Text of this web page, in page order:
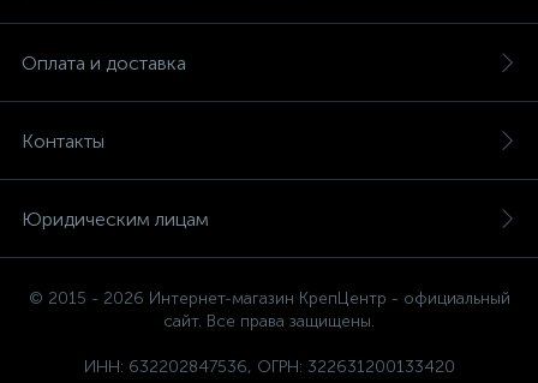
Оплата и доставка
Контакты
Юридическим лицам
© 2015 - 2026 Интернет-магазин КрепЦентр - официальный
сайт. Все права защищены.
ИНН: 632202847536, ОГРН: 322631200133420